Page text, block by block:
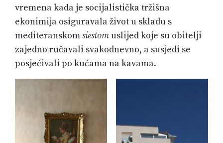
vremena kada je socijalistička tržišna
ekonimija osiguravala život u skladu s
mediteranskomsiestom uslijed koje su obitelji
zajedno ručavali svakodnevno, a susjedi se
posjećivali po kućama na kavama.